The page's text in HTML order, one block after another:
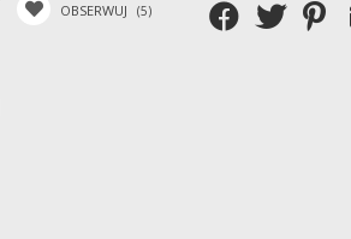
OBSERWUJ (5)